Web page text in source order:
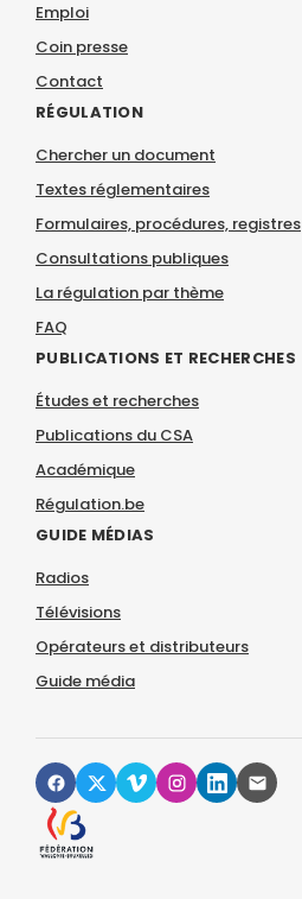
Emploi
Coin presse
Contact
RÉGULATION
Chercher un document
Textes réglementaires
Formulaires, procédures, registres
Consultations publiques
La régulation par thème
FAQ
PUBLICATIONS ET RECHERCHES
Études et recherches
Publications du CSA
Académique
Régulation.be
GUIDE MÉDIAS
Radios
Télévisions
Opérateurs et distributeurs
Guide média